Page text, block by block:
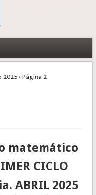
› Página 2
matemático
CICLO
ABRIL 2025